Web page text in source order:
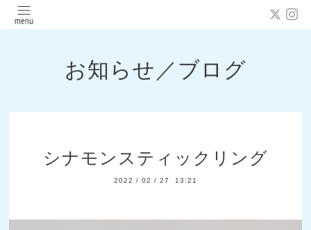
お知らせ／ブログ
シナモンスティックリング
2022 / 02 / 27 13:21